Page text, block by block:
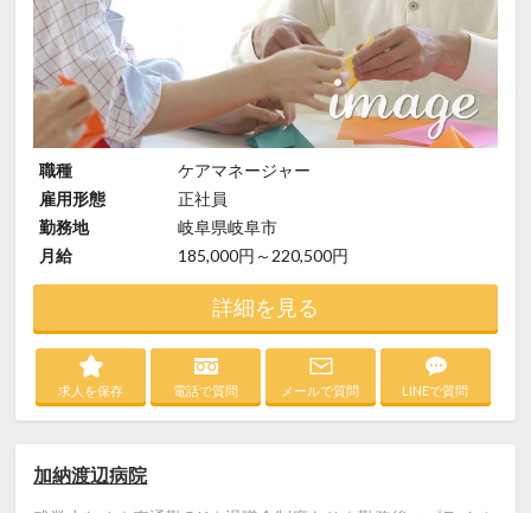
職種
ケアマネージャー
雇用形態
正社員
勤務地
岐阜県岐阜市
月給
185,000円～220,500円
詳細を見る
求人を保存 電話で質問 メールで質問 LINEで質問
加納渡辺病院